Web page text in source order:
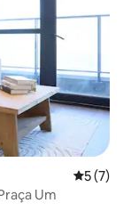
5 de
5 (7)
Um